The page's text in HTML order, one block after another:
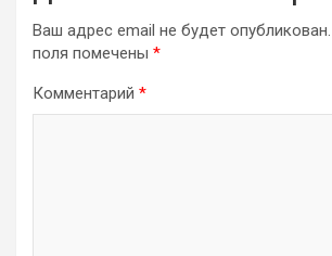
Ваш адрес email не будет опубликован.
поля помечены *
Комментарий *